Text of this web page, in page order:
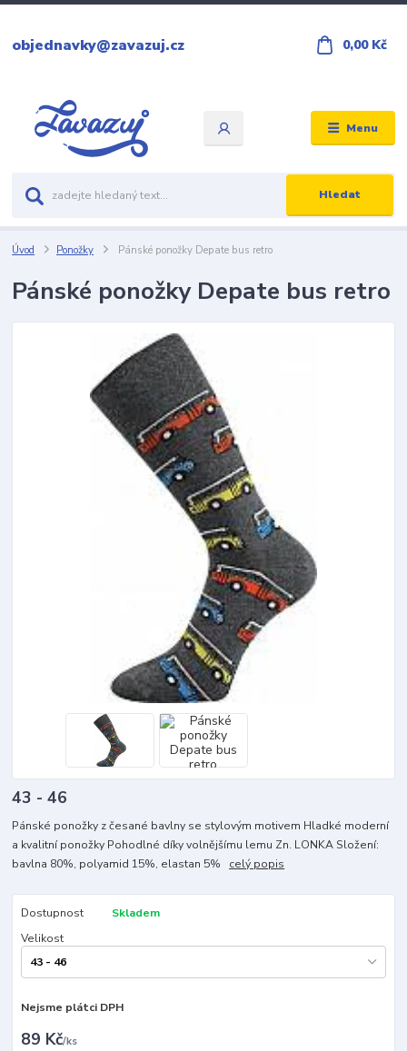
Menu
Hledat
objednavky@zavazuj.cz 0,00 Kč
Úvod Ponožky Pánské ponožky Depate bus retro
Pánské ponožky Depate bus retro
43 - 46
Pánské ponožky z česané bavlny se stylovým motivem Hladké moderní
a kvalitní ponožky Pohodlné díky volnějšímu lemu Zn. LONKA Složení:
bavlna 80%, polyamid 15%, elastan 5% celý popis
Dostupnost
Skladem
Velikost
Nejsme plátci DPH
89 Kč/ks